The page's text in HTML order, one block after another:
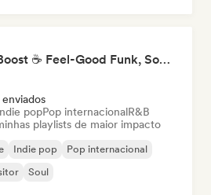
Morning Boost ☕ Feel-Good Funk, Soul & Neo-Soul to Wake Up
popPop internacionalR&B
playlists de maior impacto
Indie pop
Pop internacional
Soul